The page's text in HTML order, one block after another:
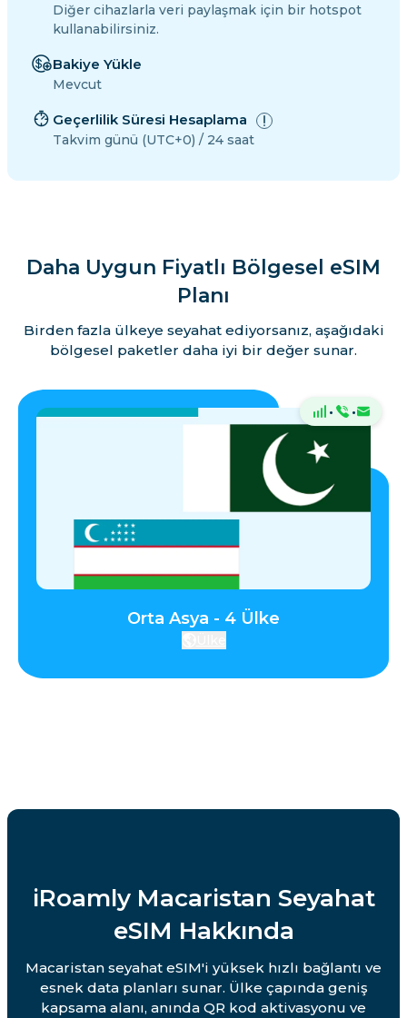
Diğer cihazlarla veri paylaşmak için bir hotspot
kullanabilirsiniz.
Bakiye Yükle
Mevcut
Geçerlilik Süresi Hesaplama
Takvim günü (UTC+0) / 24 saat
Daha Uygun Fiyatlı Bölgesel eSIM
Planı
Birden fazla ülkeye seyahat ediyorsanız, aşağıdaki
bölgesel paketler daha iyi bir değer sunar.
· ·
Orta Asya - 4 Ülke
iRoamly Macaristan Seyahat
eSIM Hakkında
Macaristan seyahat eSIM'i yüksek hızlı bağlantı ve
esnek data planları sunar. Ülke çapında geniş
kapsama alanı, anında QR kod aktivasyonu ve